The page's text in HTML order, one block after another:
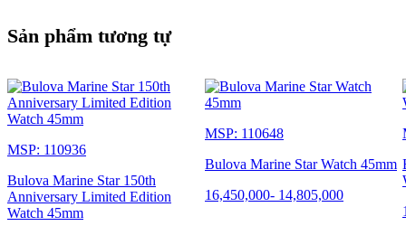
Sản phẩm tương tự
MSP: 110936
Bulova Marine Star 150th
Anniversary Limited Edition
Watch 45mm
MSP: 110648
Bulova Marine Star Watch 45mm
16,450,000- 14,805,000